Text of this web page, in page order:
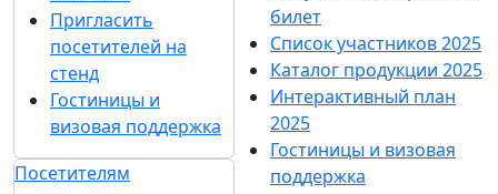
Пригласить
посетителей на
стенд
Гостиницы и
визовая поддержка
Посетителям
билет
Список участников 2025
Каталог продукции 2025
Интерактивный план
2025
Гостиницы и визовая
поддержка